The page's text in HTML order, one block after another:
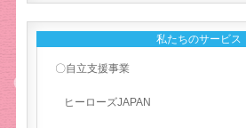
私たちのサービス
〇自立支援事業
ヒーローズJAPAN